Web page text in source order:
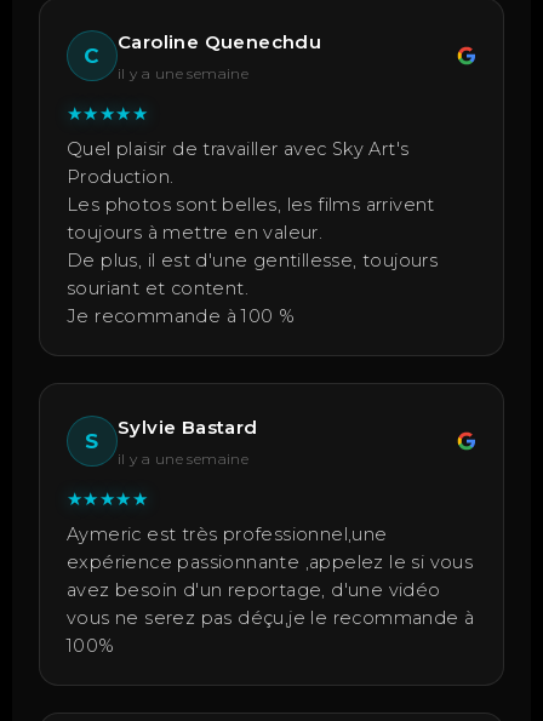
C
Caroline Quenechdu
il y a une semaine
★★★★★
Quel plaisir de travailler avec Sky Art's
Production.
Les photos sont belles, les films arrivent
toujours à mettre en valeur.
De plus, il est d'une gentillesse, toujours
souriant et content.
Je recommande à 100 %
S
Sylvie Bastard
il y a une semaine
★★★★★
Aymeric est très professionnel,une
expérience passionnante ,appelez le si vous
avez besoin d'un reportage, d'une vidéo
vous ne serez pas déçu,je le recommande à
100%